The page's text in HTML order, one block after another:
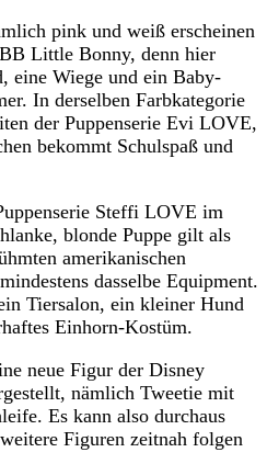
pink und weiß erscheinen
Little Bonny, denn hier
eine Wiege und ein Baby-
In derselben Farbkategorie
der Puppenserie Evi LOVE,
bekommt Schulspaß und
Steffi LOVE im
blonde Puppe gilt als
amerikanischen
dasselbe Equipment.
Tiersalon, ein kleiner Hund
Einhorn-Kostüm.
neue Figur der Disney
nämlich Tweetie mit
Es kann also durchaus
Figuren zeitnah folgen